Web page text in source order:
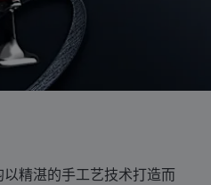
精湛的手工艺技术打造而